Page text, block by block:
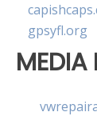
gpsyfl.org
MEDIA